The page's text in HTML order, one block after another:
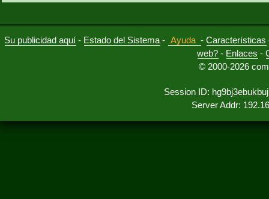
Su publicidad aquí - Estado del Sistema - Ayuda -Características
web? - Enlaces -
© 2000-2026
Session ID:
Server Addr: